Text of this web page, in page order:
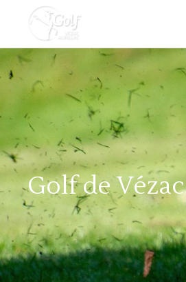
Golf de Vézac